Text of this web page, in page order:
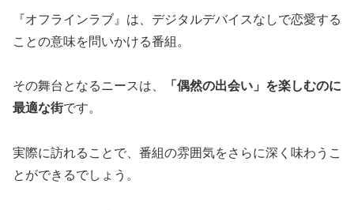
『オフラインラブ』は、デジタルデバイスなしで恋愛する
ことの意味を問いかける番組。
その舞台となるニースは、
「偶然の出会い」を楽しむのに
最適な街です。
実際に訪れることで、番組の雰囲気をさらに深く味わうこ
とができるでしょう。